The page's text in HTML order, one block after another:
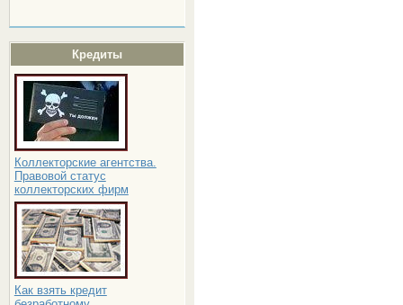
Кредиты
Коллекторские агентства.
Правовой статус
коллекторских фирм
Как взять кредит